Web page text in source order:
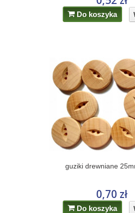
Do koszyka
guziki drewniane
0,70 zł
Do koszyka